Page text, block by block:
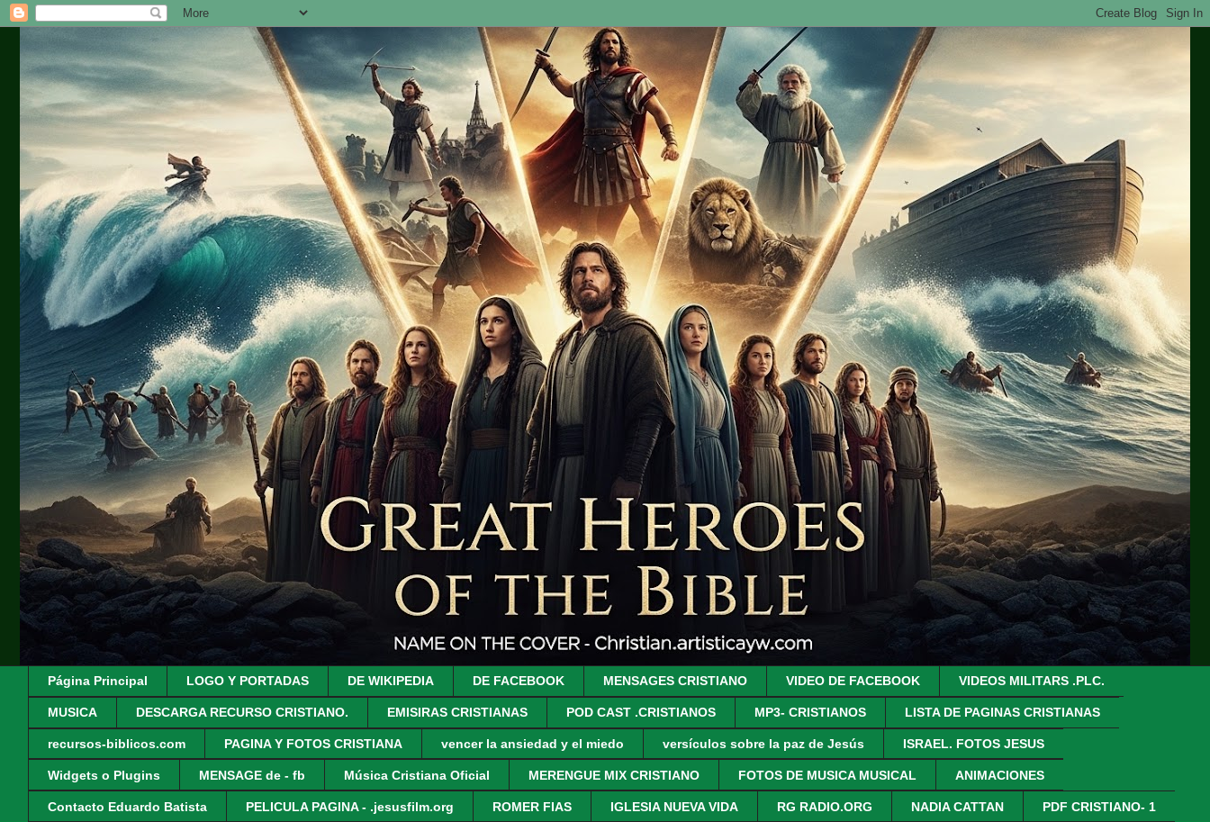
Página Principal LOGO Y PORTADAS DE WIKIPEDIA DE FACEBOOK MENSAGES CRISTIANO VIDEO DE FACEBOOK VIDEOS MILITARS .PLC.
MUSICA DESCARGA RECURSO CRISTIANO. EMISIRAS CRISTIANAS POD CAST .CRISTIANOS MP3- CRISTIANOS LISTA DE PAGINAS CRISTIANAS
recursos-biblicos.com PAGINA Y FOTOS CRISTIANA vencer la ansiedad y el miedo versículos sobre la paz de Jesús ISRAEL. FOTOS JESUS
Widgets o Plugins MENSAGE de - fb Música Cristiana Oficial MERENGUE MIX CRISTIANO FOTOS DE MUSICA MUSICAL ANIMACIONES
Contacto Eduardo Batista PELICULA PAGINA - .jesusfilm.org ROMER FIAS IGLESIA NUEVA VIDA RG RADIO.ORG NADIA CATTAN PDF CRISTIANO- 1